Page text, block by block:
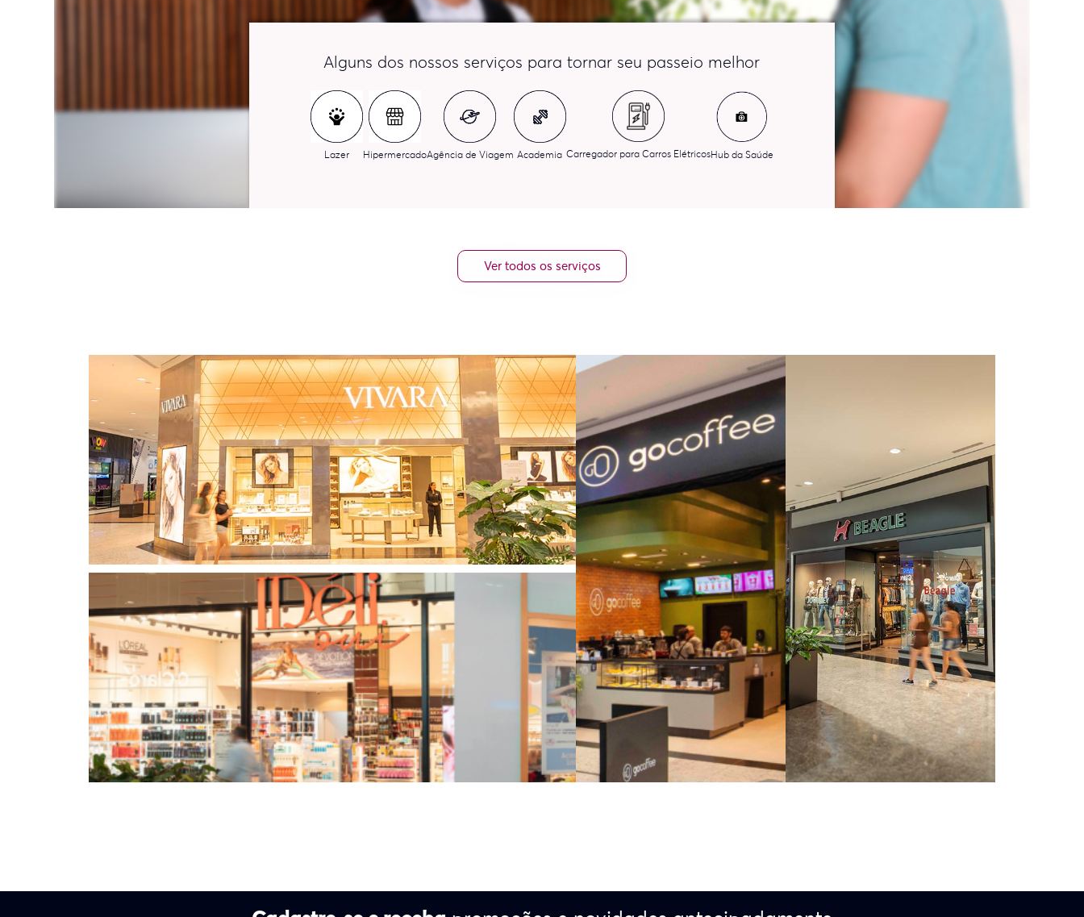
Alguns dos nossos serviços para tornar seu passeio melhor
Lazer HipermercadoAgência de Viagem Academia Carregador para Carros ElétricosHub da Saúde
Ver todos os serviços